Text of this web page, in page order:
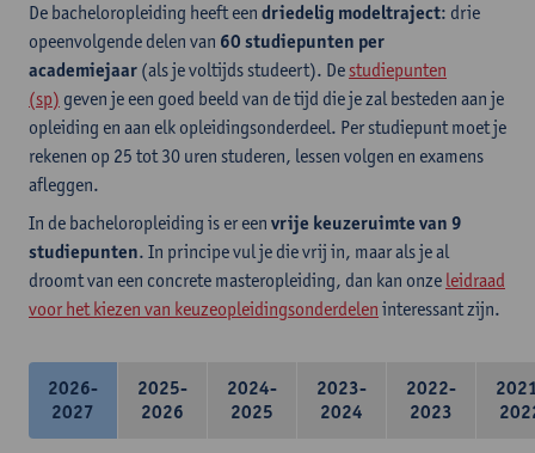
De bacheloropleiding heeft een driedelig modeltraject: drie
opeenvolgende delen van 60 studiepunten per
academiejaar (als je voltijds studeert). De studiepunten
(sp) geven je een goed beeld van de tijd die je zal besteden aan je
opleiding en aan elk opleidingsonderdeel. Per studiepunt moet je
rekenen op 25 tot 30 uren studeren, lessen volgen en examens
afleggen.
In de bacheloropleiding is er een vrije keuzeruimte van 9
studiepunten. In principe vul je die vrij in, maar als je al
droomt van een concrete masteropleiding, dan kan onze leidraad
voor het kiezen van keuzeopleidingsonderdelen interessant zijn.
2026-
2027
2025-
2026
2024-
2025
2023-
2024
2022-
2023